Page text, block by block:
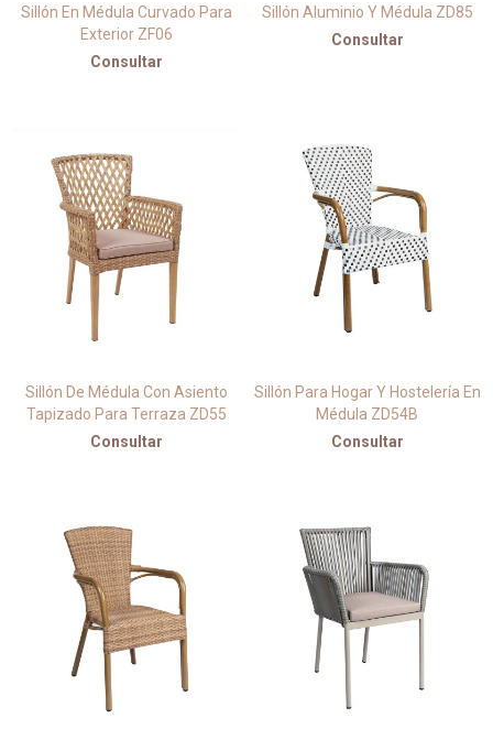
Sillón En Médula Curvado Para
Exterior ZF06
Consultar
Sillón Aluminio Y Médula ZD85
Consultar
Sillón De Médula Con Asiento
Tapizado Para Terraza ZD55
Consultar
Sillón Para Hogar Y Hostelería En
Médula ZD54B
Consultar